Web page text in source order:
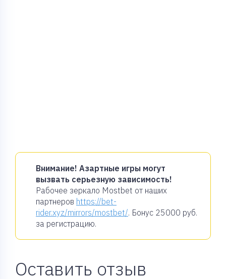
Внимание! Азартные игры могут
вызвать серьезную зависимость!
Рабочее зеркало Mostbet от наших
партнеров https://bet-
rider.xyz/mirrors/mostbet/. Бонус 25000 руб.
за регистрацию.
Оставить отзыв